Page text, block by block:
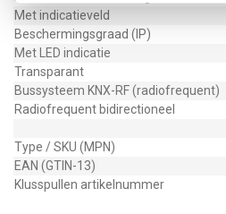
Met indicatieveld
Beschermingsgraad (IP)
Met LED indicatie
Transparant
Bussysteem KNX-RF (radiofrequent)
Radiofrequent bidirectioneel
Type / SKU (MPN)
EAN (GTIN-13)
Klusspullen artikelnummer